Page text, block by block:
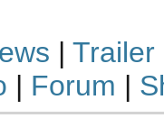
| Trailer
| Forum |